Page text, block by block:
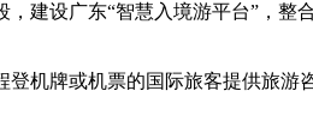
建设广东“智慧入境游平台”，整
机牌或机票的国际旅客提供旅游